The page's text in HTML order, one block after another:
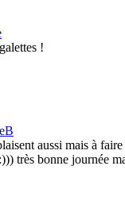
!
aussi mais à
très bonne journée